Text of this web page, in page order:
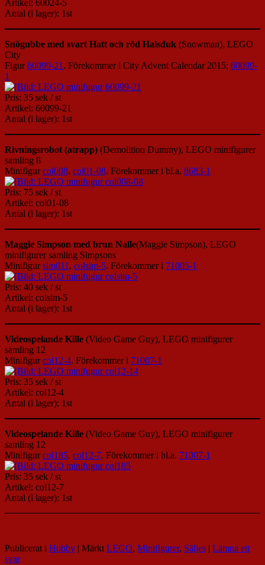
Artikel: 60024-5
Antal (i lager): 1st
Snögubbe med svart Hatt och röd Halsduk (Snowman), LEGO
City
Figur60099-21 . Förekommer i City Advent Calendar 2015; 60099-
1
Pris: 35 sek / st
Artikel: 60099-21
Antal (i lager): 1st
Rivningsrobot (atrapp) (Demolition Dummy), LEGO minifigurer
samling 8
Minifigurcol008. col01-08. Förekommer i bl.a. 8683-1
Pris: 75 sek / st
Artikel: col01-08
Antal (i lager): 1st
Maggie Simpson med brun Nalle(Maggie Simpson), LEGO
minifigurer samling Simpsons
Minifigursim011 . colsim-5. Förekommer i 71005-1
Pris: 40 sek / st
Artikel: colsim-5
Antal (i lager): 1st
Videospelande Kille (Video Game Guy), LEGO minifigurer
samling 12
Minifigurcol12-4. Förekommer i 71007-1
Pris: 35 sek / st
Artikel: col12-4
Antal (i lager): 1st
Videospelande Kille (Video Game Guy), LEGO minifigurer
samling 12
Minifigurcol185. col12-7. Förekommer i bl.a. 71007-1
Pris: 35 sek / st
Artikel: col12-7
Antal (i lager): 1st
Publicerat i Hobby | Märkt LEGO, Minifigurer, Säljes | Lämna ett
svar